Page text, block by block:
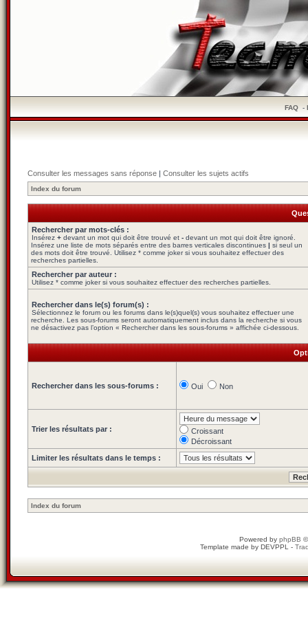
FAQ-
Consulter les messages sans réponse | Consulter les sujets actifs
Index du forum
Rechercher par mots-clés :
Insérez + devant un mot qui doit être trouvé et - devant un mot qui doit être ignoré.
Insérez une liste de mots séparés entre des barres verticales discontinues | si seul un
des mots doit être trouvé. Utilisez * comme joker si vous souhaitez effectuer des
recherches partielles.
Rechercher par auteur :
Utilisez * comme joker si vous souhaitez effectuer des recherches partielles.
Rechercher dans le(s) forum(s) :
Sélectionnez le forum ou les forums dans le(s)quel(s) vous souhaitez effectuer une
recherche. Les sous-forums seront automatiquement inclus dans la recherche si vous
ne désactivez pas l’option « Rechercher dans les sous-forums » affichée ci-dessous.
Rechercher dans les sous-forums : Oui Non
Trier les résultats par :
Croissant
Décroissant
Limiter les résultats dans le temps :
Index du forum
Powered by phpBB
Template made by DEVPPL -